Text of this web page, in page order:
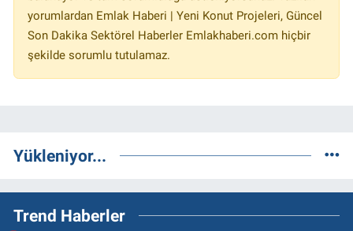
yorumlardan Emlak Haberi | Yeni Konut Projeleri, Güncel
Son Dakika Sektörel Haberler Emlakhaberi.com hiçbir
şekilde sorumlu tutulamaz.
Yükleniyor...
Trend Haberler